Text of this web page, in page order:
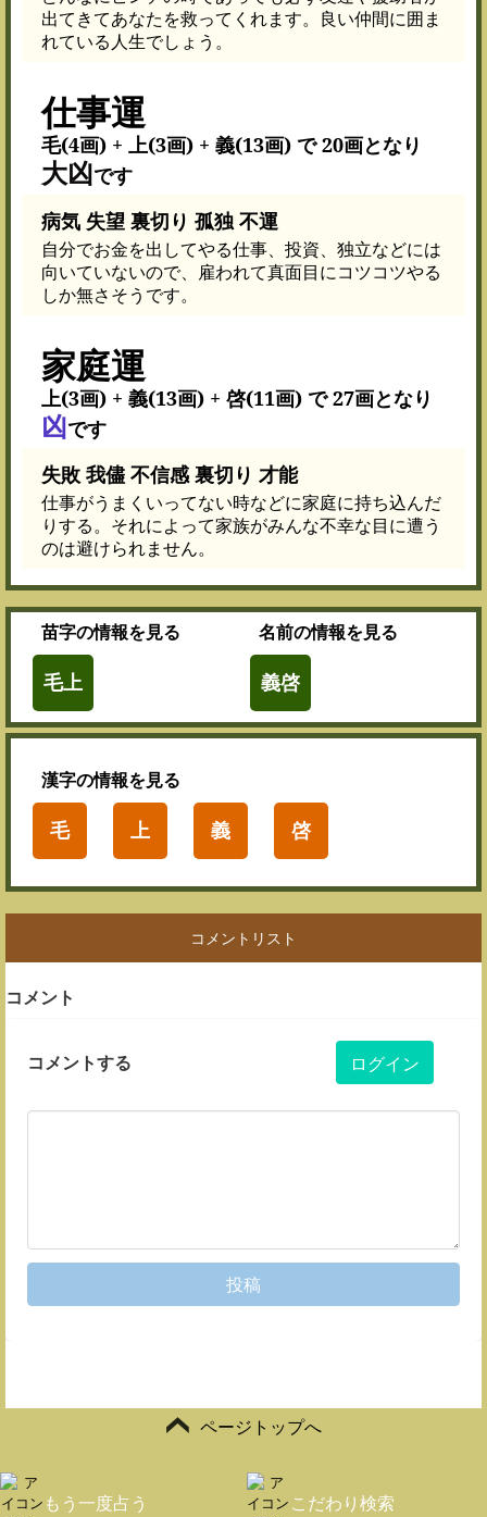
出てきてあなたを救ってくれます。良い仲間に囲ま
れている人生でしょう。
仕事運
毛(4画) + 上(3画) + 義(13画) で 20画となり
大凶です
病気 失望 裏切り 孤独 不運
自分でお金を出してやる仕事、投資、独立などには
向いていないので、雇われて真面目にコツコツやる
しか無さそうです。
家庭運
上(3画) + 義(13画) + 啓(11画) で 27画となり
凶です
失敗 我儘 不信感 裏切り 才能
仕事がうまくいってない時などに家庭に持ち込んだ
りする。それによって家族がみんな不幸な目に遭う
のは避けられません。
苗字の情報を見る
毛上
名前の情報を見る
義啓
漢字の情報を見る
毛 上 義 啓
コメントリスト
コメント
コメントする ログイン
投稿
ページトップへ
もう一度占う こだわり検索